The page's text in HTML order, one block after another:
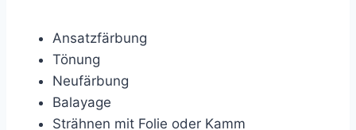
Ansatzfärbung
Tönung
Neufärbung
Balayage
Strähnen mit Folie oder Kamm